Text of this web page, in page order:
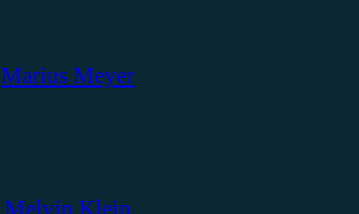
Marius Meyer
Melvin Klein